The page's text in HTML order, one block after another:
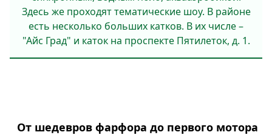
Здесь же проходят тематические шоу. В районе
есть несколько больших катков. В их числе –
"Айс Град" и каток на проспекте Пятилеток, д. 1.
От шедевров фарфора до первого мотора